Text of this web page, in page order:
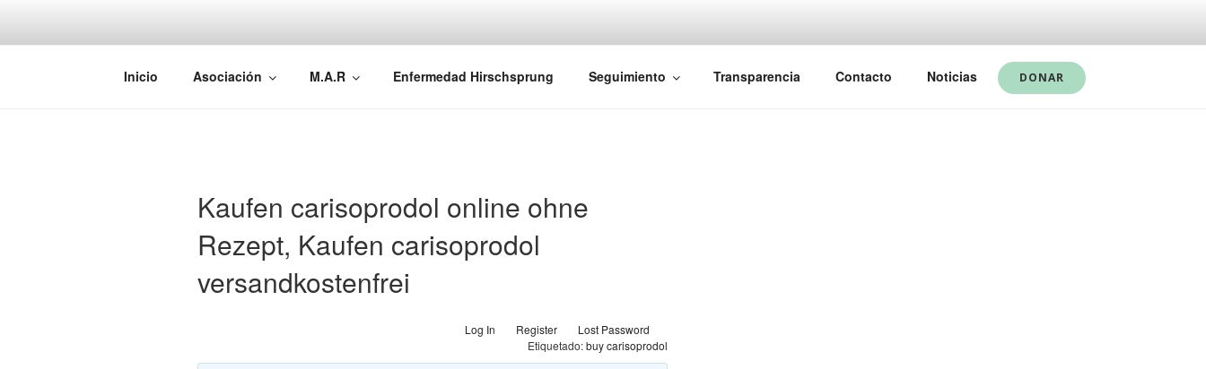
AEMAREH
Asociación Española Malformaciones Ano-Rectales
Inicio Asociación M.A.R Enfermedad Hirschsprung Seguimiento Transparencia Contacto Noticias DONAR
Kaufen carisoprodol online ohne
Rezept, Kaufen carisoprodol
versandkostenfrei
Log In Register
Lost Password
Etiquetado:buy carisoprodol